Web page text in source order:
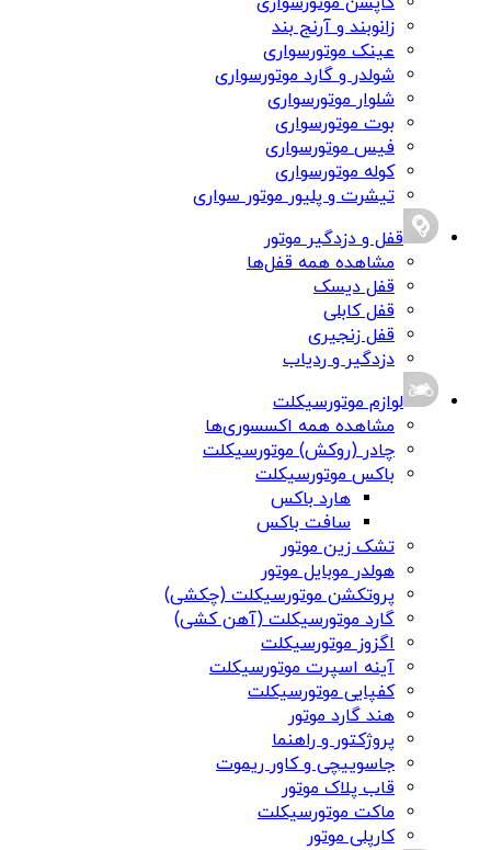
زانوبند و آرنج بند
عینک موتورسواری
شولدر و گارد موتورسواری
شلوار موتورسواری
بوت موتورسواری
فیس موتورسواری
کوله موتورسواری
تیشرت و پلیور موتور سواری
قفل و دزدگیر موتور
مشاهده همه قفل‌ها
قفل دیسک
قفل کابلی
قفل زنجیری
دزدگیر و ردیاب
لوازم موتورسیکلت
مشاهده همه اکسسوری‌ها
چادر (روکش) موتورسیکلت
باکس موتورسیکلت
هارد باکس
سافت باکس
تشک زین موتور
هولدر موبایل موتور
پروتکشن موتورسیکلت (چکشی)
گارد موتورسیکلت (آهن کشی)
اگزوز موتورسیکلت
آینه اسپرت موتورسیکلت
کفپایی موتورسیکلت
هند گارد موتور
پروژکتور و راهنما
جاسوییچی و کاور ریموت
قاب پلاک موتور
ماکت موتورسیکلت
کارپلی موتور